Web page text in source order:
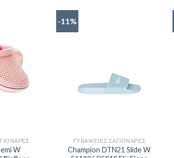
W
-11%
ΓΥΝΑΙΚΕΊΕΣ ΣΑΓΙΟΝΆΡΕΣ
Champion DTN21 Slide W